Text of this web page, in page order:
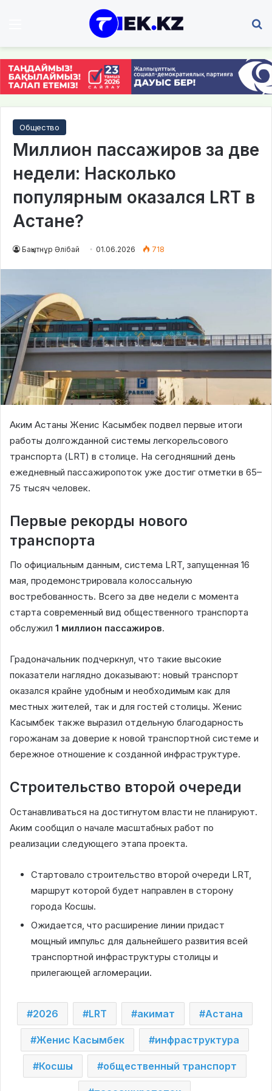
Общество
Миллион пассажиров за две
недели: Насколько
популярным оказался LRT в
Астане?
Бақытнұр Әлібай 01.06.2026 718
Аким Астаны Женис Касымбек подвел первые итоги
работы долгожданной системы легкорельсового
транспорта (LRT) в столице. На сегодняшний день
ежедневный пассажиропоток уже достиг отметки в 65–
75 тысяч человек.
Первые рекорды нового
транспорта
По официальным данным, система LRT, запущенная 16
мая, продемонстрировала колоссальную
востребованность. Всего за две недели с момента
старта современный вид общественного транспорта
обслужил 1 миллион пассажиров.
Градоначальник подчеркнул, что такие высокие
показатели наглядно доказывают: новый транспорт
оказался крайне удобным и необходимым как для
местных жителей, так и для гостей столицы. Женис
Касымбек также выразил отдельную благодарность
горожанам за доверие к новой транспортной системе и
бережное отношение к созданной инфраструктуре.
Строительство второй очереди
Останавливаться на достигнутом власти не планируют.
Аким сообщил о начале масштабных работ по
реализации следующего этапа проекта.
Стартовало строительство второй очереди LRT,
маршрут которой будет направлен в сторону
города Косшы.
Ожидается, что расширение линии придаст
мощный импульс для дальнейшего развития всей
транспортной инфраструктуры столицы и
прилегающей агломерации.
2026 LRT акимат Астана
Женис Касымбек инфраструктура
Косшы общественный транспорт